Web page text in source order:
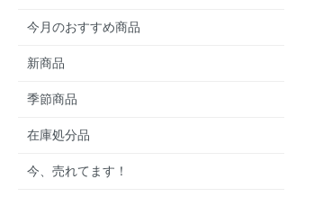
今月のおすすめ商品
新商品
季節商品
在庫処分品
今、売れてます！